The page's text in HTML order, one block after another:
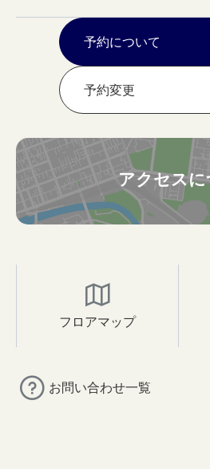
予約について
予約変更
アクセス
フロアマップ
お問い合わせ一覧